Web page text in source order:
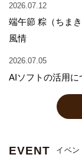
2026.07.12
端午節 粽（ちま
風情
2026.07.05
AIソフトの活用に
EVENT イベン